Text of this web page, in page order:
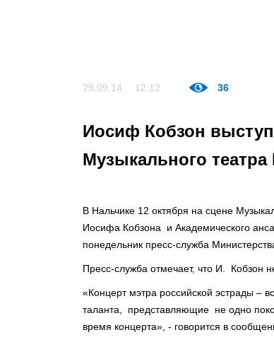
29.09.14 12:12 36
Иосиф Кобзон
Музыкального
В Нальчике 12 октября на сцене
Иосифа Кобзона и Академического
понедельник пресс-служба
Пресс-служба отмечает, что И. Кобзон
«Концерт мэтра российской эстрады –
таланта, представляющие не одно
время концерта», - говорится в